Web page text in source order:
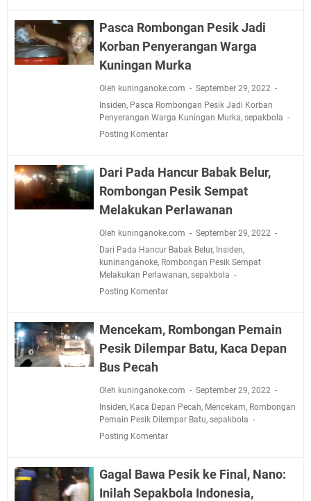
Pasca Rombongan Pesik Jadi
Korban Penyerangan Warga
Kuningan Murka
Oleh kuninganoke.com
September 29, 2022
Insiden, Pasca Rombongan Pesik Jadi Korban
Penyerangan Warga Kuningan Murka, sepakbola
Posting Komentar
Dari Pada Hancur Babak Belur,
Rombongan Pesik Sempat
Melakukan Perlawanan
Oleh kuninganoke.com
September 29, 2022
Dari Pada Hancur Babak Belur, Insiden,
kuninanganoke, Rombongan Pesik Sempat
Melakukan Perlawanan, sepakbola
Posting Komentar
Mencekam, Rombongan Pemain
Pesik Dilempar Batu, Kaca Depan
Bus Pecah
Oleh kuninganoke.com
September 29, 2022
Insiden, Kaca Depan Pecah, Mencekam, Rombongan
Pemain Pesik Dilempar Batu, sepakbola
Posting Komentar
Gagal Bawa Pesik ke Final, Nano:
Inilah Sepakbola Indonesia,